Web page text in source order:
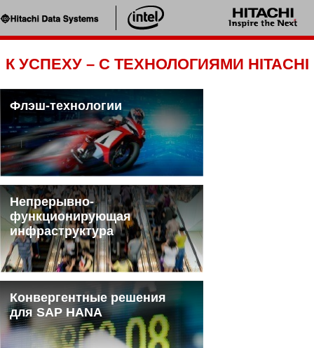
К УСПЕХУ – С ТЕХНОЛОГИЯМИ HITACHI
Флэш-технологии
Непрерывно-
функционирующая
инфраструктура
Конвергентные решения
для SAP HANA